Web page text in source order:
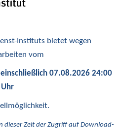
Instituts bietet wegen
vom
07.08.2026 24:00
Uhr
dieser Zeit der Zugriff auf Download-